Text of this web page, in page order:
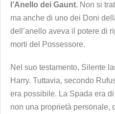
l’Anello dei Gaunt. Non si
ma anche di uno dei Doni
dell’anello aveva il potere di
morti del Possessore.
Nel suo testamento, Silente
Harry. Tuttavia, secondo
era possibile. La Spada era di
non una proprietà personale,